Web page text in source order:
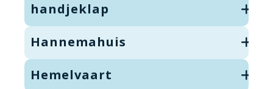
handjeklap
Hannemahuis
Hemelvaart